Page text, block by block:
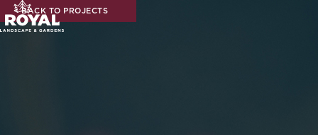
< BACK TO PROJECTS